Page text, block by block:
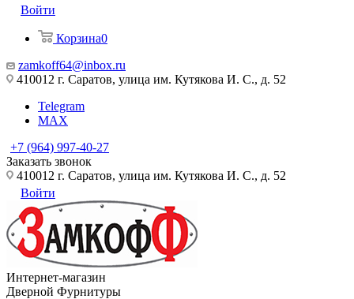
Войти
Корзина0
zamkoff64@inbox.ru
410012 г. Саратов, улица им. Кутякова И. С., д. 52
Telegram
MAX
+7 (964) 997-40-27
Заказать звонок
410012 г. Саратов, улица им. Кутякова И. С., д. 52
Войти
Интернет-магазин
Дверной Фурнитуры